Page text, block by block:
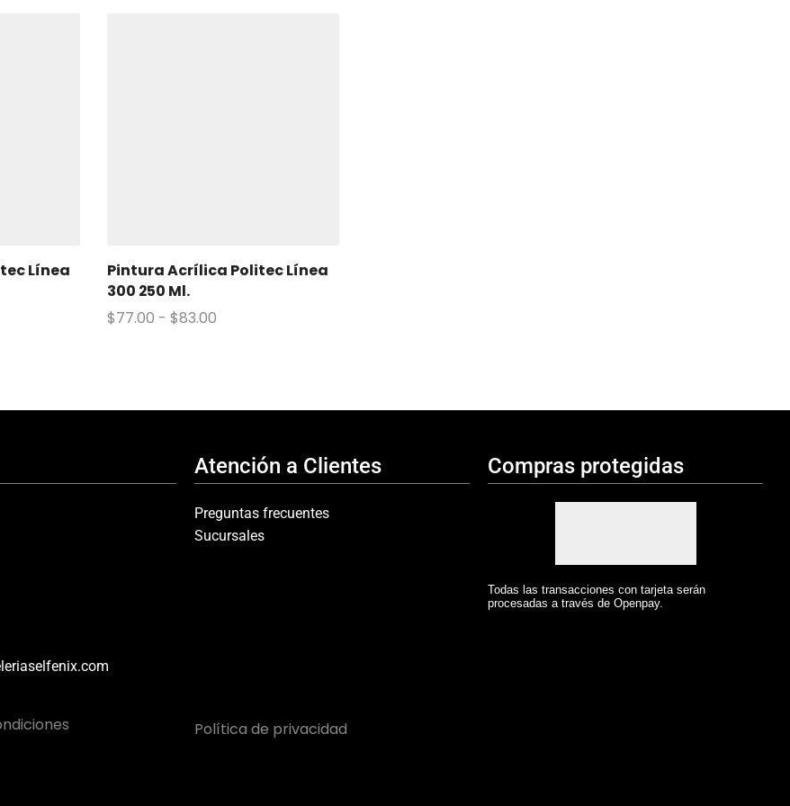
Línea
Pintura Acrílica Politec Línea
300 250 Ml.
$77.00 - $83.00
Atención a Clientes
Preguntas frecuentes
Sucursales
Política de privacidad
Compras protegidas
Todas las transacciones con tarjeta serán
procesadas a través de Openpay.